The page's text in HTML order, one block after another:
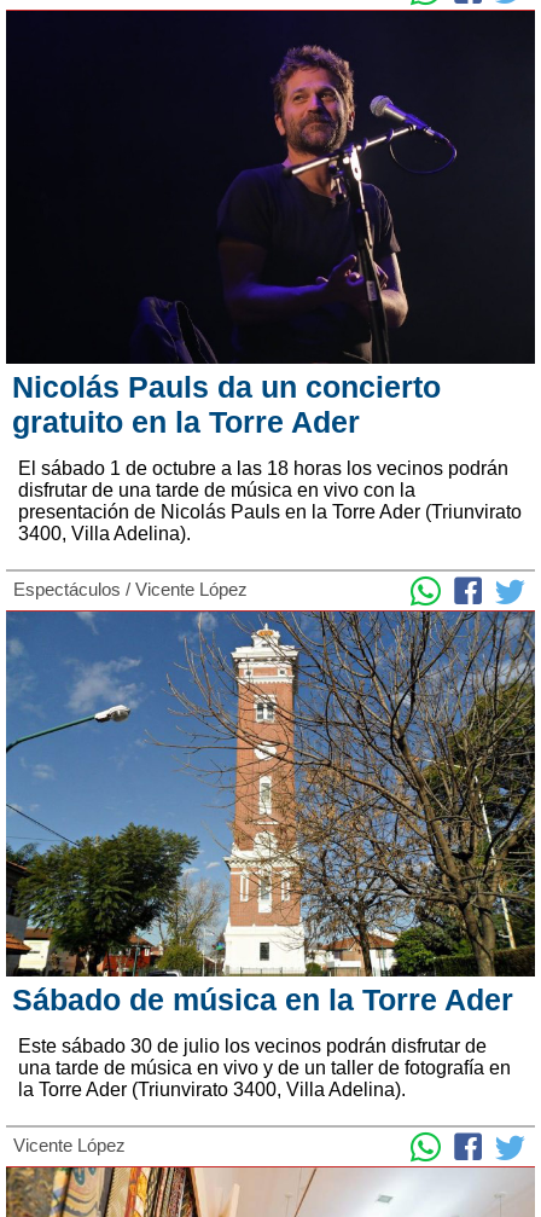
Nicolás Pauls da un concierto
gratuito en la Torre Ader
El sábado 1 de octubre a las 18 horas los vecinos podrán
disfrutar de una tarde de música en vivo con la
presentación de Nicolás Pauls en la Torre Ader (Triunvirato
3400, Villa Adelina).
Espectáculos / Vicente López
Sábado de música en la Torre Ader
Este sábado 30 de julio los vecinos podrán disfrutar de
una tarde de música en vivo y de un taller de fotografía en
la Torre Ader (Triunvirato 3400, Villa Adelina).
Vicente López